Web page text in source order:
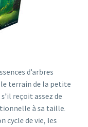
d’arbres
terrain de la petite
reçoit assez de
à sa taille.
cycle de vie, les